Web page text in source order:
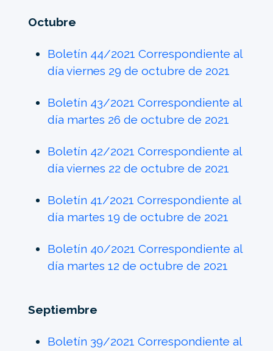
Octubre
Boletín 44/2021 Correspondiente al
día viernes 29 de octubre de 2021
Boletín 43/2021 Correspondiente al
día martes 26 de octubre de 2021
Boletín 42/2021 Correspondiente al
día viernes 22 de octubre de 2021
Boletín 41/2021 Correspondiente al
día martes 19 de octubre de 2021
Boletín 40/2021 Correspondiente al
día martes 12 de octubre de 2021
Septiembre
Boletín 39/2021 Correspondiente al